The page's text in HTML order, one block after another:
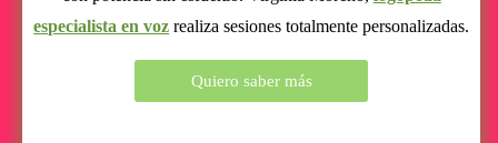
especialista en voz realiza sesiones totalmente personalizadas.
Quiero saber más